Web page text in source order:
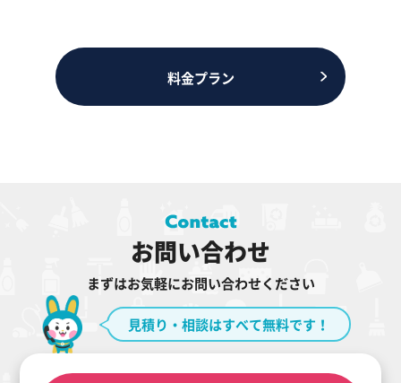
料金プラン
お問い合わせ
まずはお気軽にお問い合わせください
見積り・相談はすべて無料です！